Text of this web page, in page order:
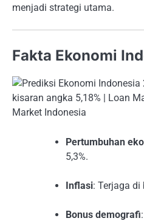
menjadi strategi utama.
Fakta Ekonomi
Pertumbuhan
5,3%.
Inflasi: Terjaga di
Bonus demografi